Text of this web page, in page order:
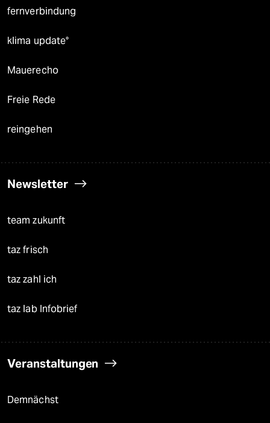
fernverbindung
klima update°
Mauerecho
Freie Rede
reingehen
Newsletter
team zukunft
taz frisch
taz zahl ich
taz lab Infobrief
Veranstaltungen
Demnächst